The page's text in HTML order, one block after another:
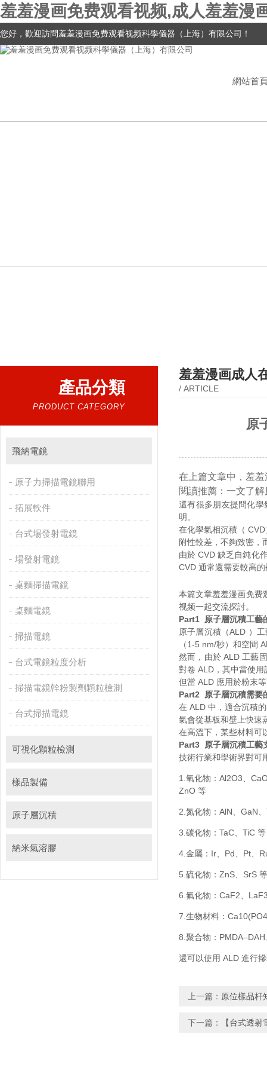
羞羞漫画免费观看视频,成人羞羞漫
您好，歡迎訪問羞羞漫画免费观看视频科學儀器（上海）有限公司！
網站首
產品分類
PRODUCT CATEGORY
飛納電鏡
原子力掃描電鏡聯用
拓展軟件
台式場發射電鏡
場發射電鏡
桌麵掃描電鏡
桌麵電鏡
掃描電鏡
台式電鏡粒度分析
掃描電鏡幹粉製劑顆粒檢測
台式掃描電鏡
可視化顆粒檢測
樣品製備
原子層沉積
納米氣溶膠
羞羞漫画成人
/ ARTICLE
原
在上篇文章中，羞
閱讀推薦：一文了
還有很多朋友提問化
明。
在化學氣相沉積（
附性較差，不夠致密，
由於 CVD 缺乏自鈍化
CVD 通常還需要較高
本篇文章羞羞漫画免费
视频一起交流探討。
Part1 原子層沉積工藝
原子層沉積（ALD ）
（1-5 nm/秒）和空間
然而，由於 ALD 工藝
對卷 ALD，其中當使
但當 ALD 應用於粉末
Part2
原子層沉積需要
在 ALD 中，適合沉積
氣會從基板和壁上快速
在高溫下，某些材料可
Part3
原子層沉積工藝
技術行業和學術界對可
1.氧化物：Al2O3、
ZnO 等
2.氮化物：AlN、GaN
3.碳化物：TaC、TiC 等
4.金屬：Ir、Pd、Pt、
5.硫化物：ZnS、SrS 等
6.氟化物：CaF2、
7.生物材料：
8.聚合物：
還可以使用 ALD 進行
上一篇： 原位樣品杆
下一篇： 【台式透